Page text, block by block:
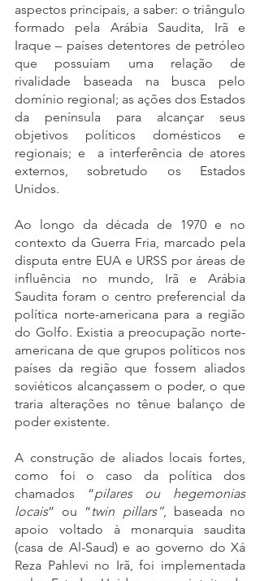
aspectos principais, a saber: o triângulo
formado pela Arábia Saudita, Irã e
Iraque – países detentores de petróleo
que possuíam uma relação de
rivalidade baseada na busca pelo
domínio regional; as ações dos Estados
da península para alcançar seus
objetivos políticos domésticos e
regionais; e  a interferência de atores
externos, sobretudo os Estados
Unidos.
Ao longo da década de 1970 e no
contexto da Guerra Fria, marcado pela
disputa entre EUA e URSS por áreas de
influência no mundo, Irã e Arábia
Saudita foram o centro preferencial da
política norte-americana para a região
do Golfo. Existia a preocupação norte-
americana de que grupos políticos nos
países da região que fossem aliados
soviéticos alcançassem o poder, o que
traria alterações no tênue balanço de
poder existente.
A construção de aliados locais fortes,
como foi o caso da política dos
chamados “pilares ou hegemonias
locais” ou “twin pillars”, baseada no
apoio voltado à monarquia saudita
(casa de Al-Saud) e ao governo do Xá
Reza Pahlevi no Irã, foi implementada